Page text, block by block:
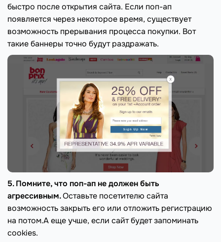
быстро после открытия сайта. Если поп-ап
появляется через некоторое время, существует
возможность прерывания процесса покупки. Вот
такие баннеры точно будут раздражать.
5. Помните, что поп-ап не должен быть
агрессивным.Оставьте посетителю сайта
возможность закрыть его или отложить регистрацию
на потом.А еще учше, если сайт будет запоминать
cookies.